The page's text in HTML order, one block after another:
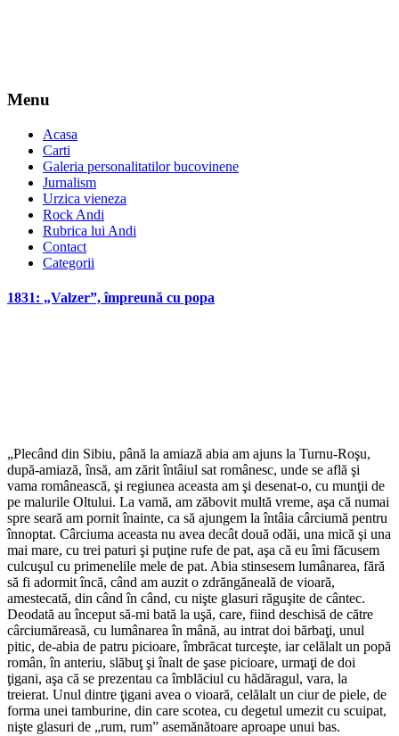
Menu
Acasa
Carti
Galeria personalitatilor bucovinene
Jurnalism
Urzica vieneza
Rock Andi
Rubrica lui Andi
Contact
Categorii
1831: „Valzer”, împreună cu popa
„Plecând din Sibiu, până la amiază abia am ajuns la Turnu-Roşu,
după-amiază, însă, am zărit întâiul sat românesc, unde se află şi
vama românească, şi regiunea aceasta am şi desenat-o, cu munţii de
pe malurile Oltului. La vamă, am zăbovit multă vreme, aşa că numai
spre seară am pornit înainte, ca să ajungem la întâia cârciumă pentru
înnoptat. Cârciuma aceasta nu avea decât două odăi, una mică şi una
mai mare, cu trei paturi şi puţine rufe de pat, aşa că eu îmi făcusem
culcuşul cu primenelile mele de pat. Abia stinsesem lumânarea, fără
să fi adormit încă, când am auzit o zdrăngăneală de vioară,
amestecată, din când în când, cu nişte glasuri răguşite de cântec.
Deodată au început să-mi bată la uşă, care, fiind deschisă de către
cârciumăreasă, cu lumânarea în mână, au intrat doi bărbaţi, unul
pitic, de-abia de patru picioare, îmbrăcat turceşte, iar celălalt un popă
român, în anteriu, slăbuţ şi înalt de şase picioare, urmaţi de doi
ţigani, aşa că se prezentau ca îmblăciul cu hădăragul, vara, la
treierat. Unul dintre ţigani avea o vioară, celălalt un ciur de piele, de
forma unei tamburine, din care scotea, cu degetul umezit cu scuipat,
nişte glasuri de „rum, rum” asemănătoare aproape unui bas.